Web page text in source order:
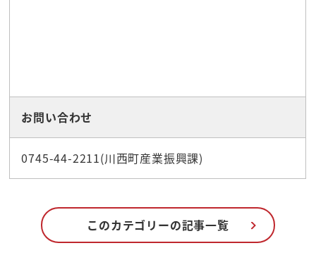
お問い合わせ
0745-44-2211(川西町産業振興課)
このカテゴリーの記事一覧